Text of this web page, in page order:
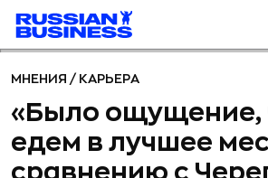
МНЕНИЯ / КАРЬЕРА
«Было ощущение,
едем в лучшее
сравнению с